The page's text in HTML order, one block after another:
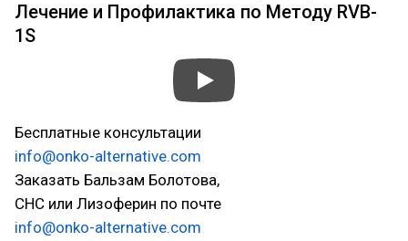
Лечение и Профилактика по Методу RVB-
1S
Бесплатные консультации
info@onko-alternative.com
Заказать Бальзам Болотова,
СНС или Лизоферин по почте
info@onko-alternative.com